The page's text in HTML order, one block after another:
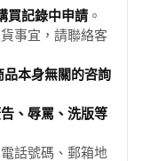
買記錄中申請 。
事宜，請聯絡客
本身無關的咨詢
、辱罵、洗版等
話號碼、郵箱地